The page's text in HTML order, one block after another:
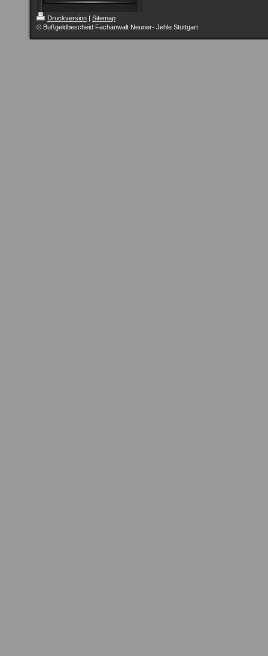
Druckversion | Sitemap
© Bußgeldbescheid Fachanwalt Neuner- Jehle Stuttgart